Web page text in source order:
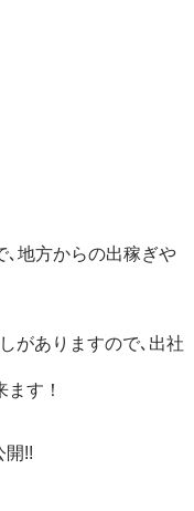
､地方からの出稼ぎや
がありますので､出社
す！
開!!